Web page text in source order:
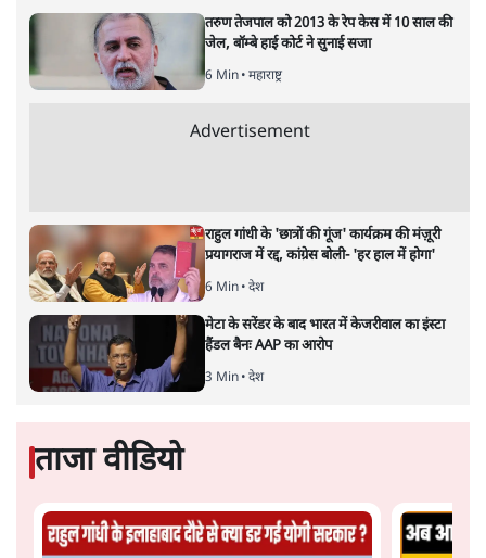
तरुण तेजपाल को 2013 के रेप केस में 10 साल की
जेल, बॉम्बे हाई कोर्ट ने सुनाई सजा
6 Min• महाराष्ट्र
Advertisement
राहुल गांधी के 'छात्रों की गूंज' कार्यक्रम की मंज़ूरी
प्रयागराज में रद्द, कांग्रेस बोली- 'हर हाल में होगा'
6 Min• देश
मेटा के सरेंडर के बाद भारत में केजरीवाल का इंस्टा
हैंडल बैनः AAP का आरोप
3 Min• देश
ताजा वीडियो